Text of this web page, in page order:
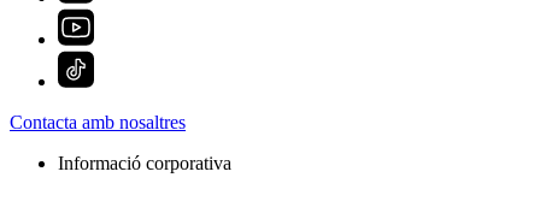
Contacta amb nosaltres
Informació corporativa